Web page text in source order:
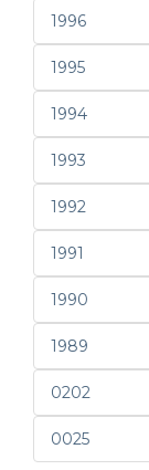
1996
1995
1994
1993
1992
1991
1990
1989
0202
0025